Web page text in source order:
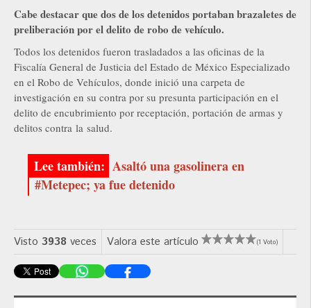
Cabe destacar que dos de los detenidos portaban brazaletes de
preliberación por el delito de robo de vehículo.
Todos los detenidos fueron trasladados a las oficinas de la
Fiscalía General de Justicia del Estado de México Especializado
en el Robo de Vehículos, donde inició una carpeta de
investigación en su contra por su presunta participación en el
delito de encubrimiento por receptación, portación de armas y
delitos contra la salud.
Asaltó una gasolinera en
#Metepec; ya fue detenido
Visto 3938 veces Valora este artículo (1 Voto)